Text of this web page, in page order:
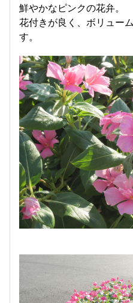
鮮やかなピンクの花弁。
花付きが良く、ボリュー
す。